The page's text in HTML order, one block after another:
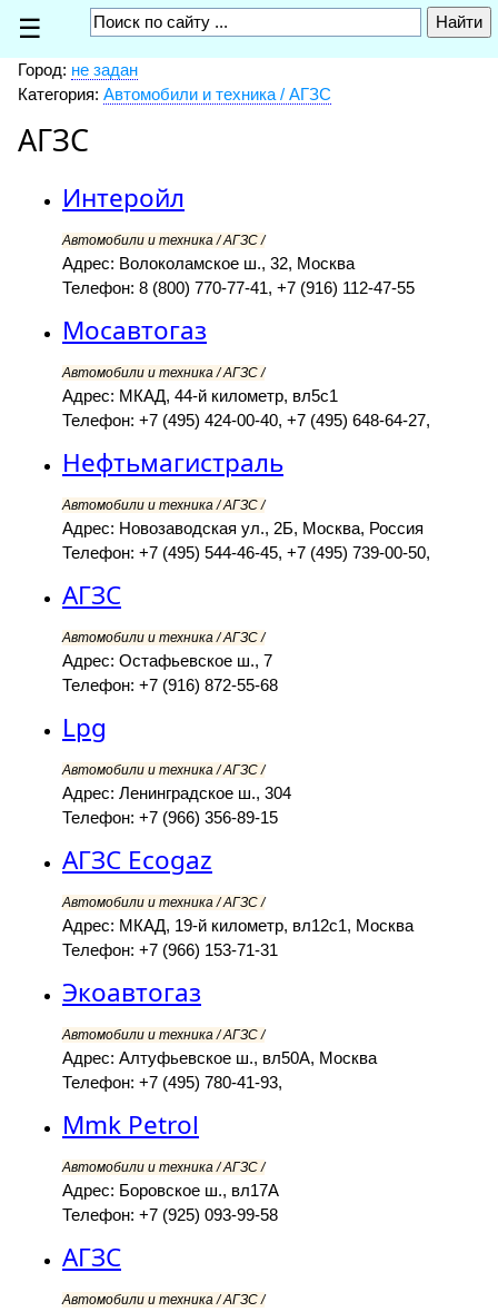
☰
Город: не задан
Категория: Автомобили и техника / АГЗС
АГЗС
Интеройл
Автомобили и техника / АГЗС /
Адрес: Волоколамское ш., 32, Москва
Телефон: 8 (800) 770-77-41, +7 (916) 112-47-55
Мосавтогаз
Автомобили и техника / АГЗС /
Адрес: МКАД, 44-й километр, вл5с1
Телефон: +7 (495) 424-00-40, +7 (495) 648-64-27,
Нефтьмагистраль
Автомобили и техника / АГЗС /
Адрес: Новозаводская ул., 2Б, Москва, Россия
Телефон: +7 (495) 544-46-45, +7 (495) 739-00-50,
АГЗС
Автомобили и техника / АГЗС /
Адрес: Остафьевское ш., 7
Телефон: +7 (916) 872-55-68
Lpg
Автомобили и техника / АГЗС /
Адрес: Ленинградское ш., 304
Телефон: +7 (966) 356-89-15
АГЗС Ecogaz
Автомобили и техника / АГЗС /
Адрес: МКАД, 19-й километр, вл12с1, Москва
Телефон: +7 (966) 153-71-31
Экоавтогаз
Автомобили и техника / АГЗС /
Адрес: Алтуфьевское ш., вл50А, Москва
Телефон: +7 (495) 780-41-93,
Mmk Petrol
Автомобили и техника / АГЗС /
Адрес: Боровское ш., вл17А
Телефон: +7 (925) 093-99-58
АГЗС
Автомобили и техника / АГЗС /